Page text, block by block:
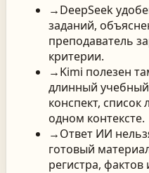
→DeepSeek
заданий,
преподаватель
критерии.
→Kimi полезен
длинный учебный
конспект,
одном контексте.
→Ответ ИИ
готовый
регистра,